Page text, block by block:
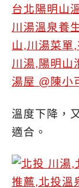
溫度下降，
適合。